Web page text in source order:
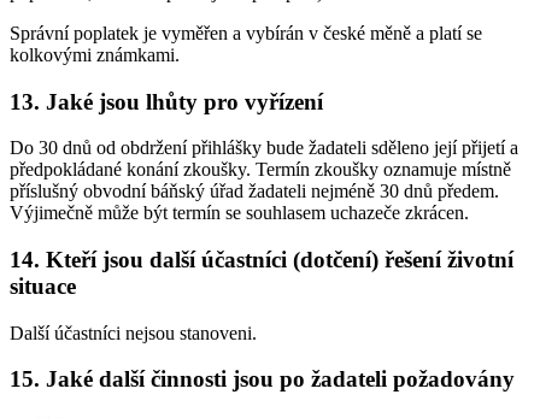
Správní poplatek je vyměřen a vybírán v české měně a platí se
kolkovými známkami.
13. Jaké jsou lhůty pro vyřízení
Do 30 dnů od obdržení přihlášky bude žadateli sděleno její přijetí a
předpokládané konání zkoušky. Termín zkoušky oznamuje místně
příslušný obvodní báňský úřad žadateli nejméně 30 dnů předem.
Výjimečně může být termín se souhlasem uchazeče zkrácen.
14. Kteří jsou další účastníci (dotčení) řešení životní
situace
Další účastníci nejsou stanoveni.
15. Jaké další činnosti jsou po žadateli požadovány